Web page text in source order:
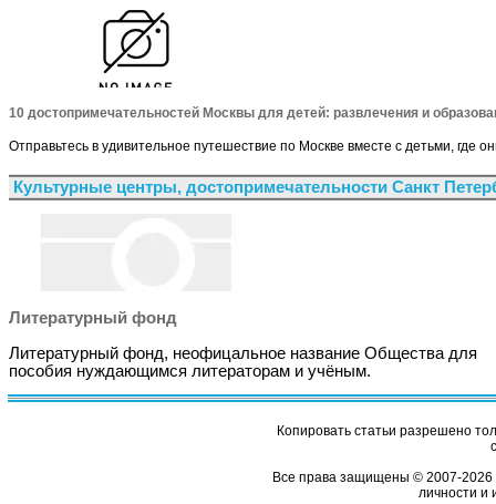
10 достопримечательностей Москвы для детей: развлечения и
Отправьтесь в удивительное путешествие по Москве вместе с детьми, где
Культурные центры, достопримечательности Санкт
Литературный фонд
Литературный фонд, неофицальное название Общества для
пособия нуждающимся литераторам и учёным.
Копировать статьи разрешено
Все права защищены © 2007-2026
личности и